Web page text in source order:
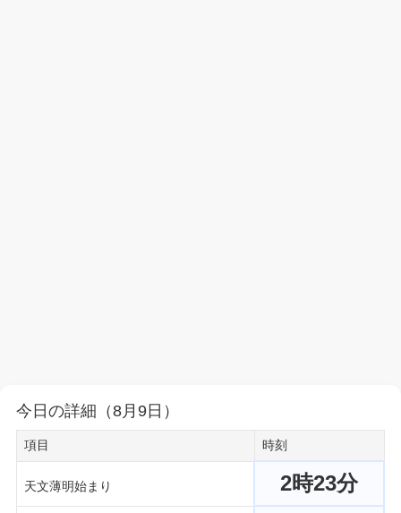
今日の詳細（8月9日）
項目 時刻
天文薄明始まり 2時23分